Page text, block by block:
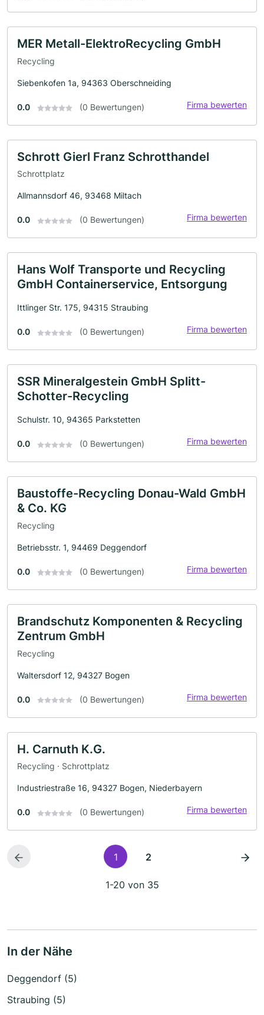
MER Metall-ElektroRecycling GmbH
Recycling
Siebenkofen 1a, 94363 Oberschneiding
0.0 (0 Bewertungen) Firma bewerten
Schrott Gierl Franz Schrotthandel
Schrottplatz
Allmannsdorf 46, 93468 Miltach
0.0 (0 Bewertungen) Firma bewerten
Hans Wolf Transporte und Recycling
GmbH Containerservice, Entsorgung
Ittlinger Str. 175, 94315 Straubing
0.0 (0 Bewertungen) Firma bewerten
SSR Mineralgestein GmbH Splitt-
Schotter-Recycling
Schulstr. 10, 94365 Parkstetten
0.0 (0 Bewertungen) Firma bewerten
Baustoffe-Recycling Donau-Wald GmbH
& Co. KG
Recycling
Betriebsstr. 1, 94469 Deggendorf
0.0 (0 Bewertungen) Firma bewerten
Brandschutz Komponenten & Recycling
Zentrum GmbH
Recycling
Waltersdorf 12, 94327 Bogen
0.0 (0 Bewertungen) Firma bewerten
H. Carnuth K.G.
Recycling · Schrottplatz
Industriestraße 16, 94327 Bogen, Niederbayern
0.0 (0 Bewertungen) Firma bewerten
1 2
1-20 von 35
In der Nähe
Deggendorf (5)
Straubing (5)